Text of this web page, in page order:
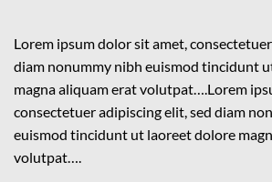
Lorem ipsum dolor sit amet,
diam nonummy nibh euismod tincidunt
magna aliquam erat volutpat….Lorem
consectetuer adipiscing elit, sed diam
euismod tincidunt ut laoreet dolore
volutpat….